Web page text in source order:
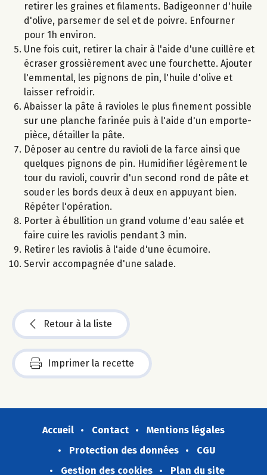
retirer les graines et filaments. Badigeonner d'huile
d'olive, parsemer de sel et de poivre. Enfourner
pour 1h environ.
Une fois cuit, retirer la chair à l'aide d'une cuillère et
écraser grossièrement avec une fourchette. Ajouter
l'emmental, les pignons de pin, l'huile d'olive et
laisser refroidir.
Abaisser la pâte à ravioles le plus finement possible
sur une planche farinée puis à l'aide d'un emporte-
pièce, détailler la pâte.
Déposer au centre du ravioli de la farce ainsi que
quelques pignons de pin. Humidifier légèrement le
tour du ravioli, couvrir d'un second rond de pâte et
souder les bords deux à deux en appuyant bien.
Répéter l'opération.
Porter à ébullition un grand volume d'eau salée et
faire cuire les raviolis pendant 3 min.
Retirer les raviolis à l'aide d'une écumoire.
Servir accompagnée d'une salade.
Retour à la liste
Imprimer la recette
Accueil Contact
Mentions légales
Protection des données
CGU
Gestion des cookies
Plan du site